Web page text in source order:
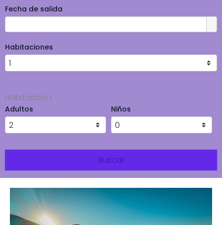
Fecha de salida
Habitaciones
Habitación 1
Adultos Niños
Buscar